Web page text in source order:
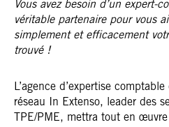
Vous avez besoin d’un expert-
véritable partenaire pour vous
simplement et efficacement
trouvé !
L’agence d’expertise
réseau In Extenso, leader des
TPE/PME, mettra tout en